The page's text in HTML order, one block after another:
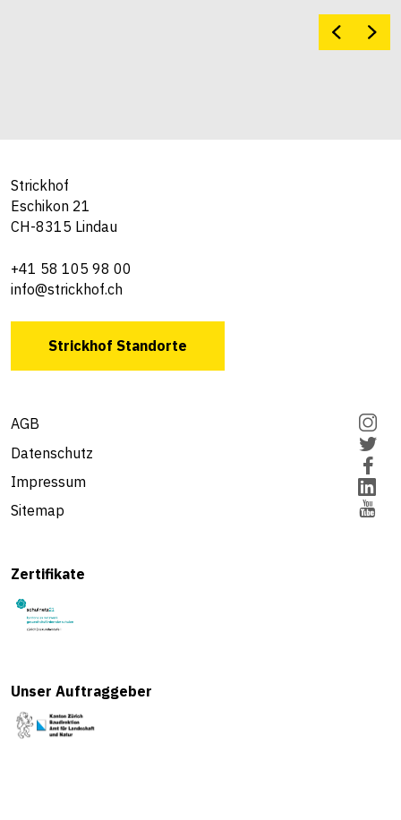
Strickhof
Eschikon 21
CH-8315 Lindau
+41 58 105 98 00
info@strickhof.ch
Strickhof Standorte
AGB
Datenschutz
Impressum
Sitemap
Zertifikate
Unser Auftraggeber